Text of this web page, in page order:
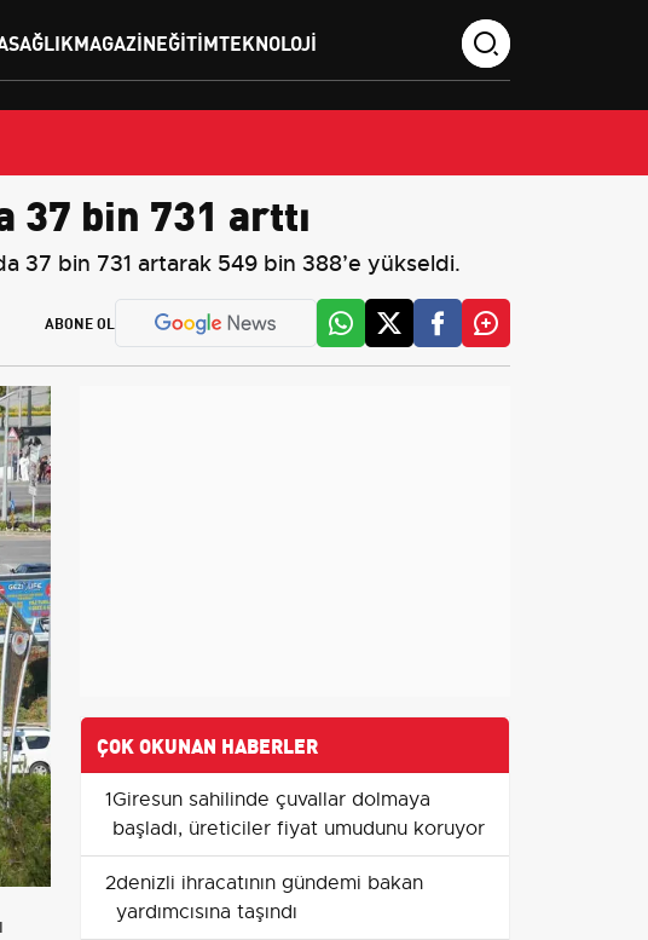
SAĞLIKMAGAZINEĞITIMTEKNOLOJI
37 bin 731 arttı
37 bin 731 artarak 549 bin 388’e yükseldi.
ABONE OL
ÇOK OKUNAN HABERLER
1Giresun sahilinde çuvallar dolmaya
başladı, üreticiler fiyat umudunu koruyor
2denizli ihracatının gündemi bakan
yardımcısına taşındı